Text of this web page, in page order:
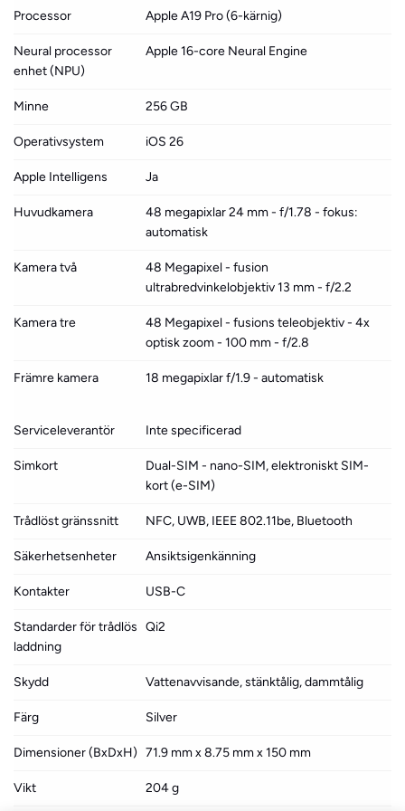
Processor Apple A19 Pro (6-kärnig)
Neural processor
enhet (NPU)
Apple 16-core Neural Engine
Minne 256 GB
Operativsystem iOS 26
Apple Intelligens Ja
Huvudkamera
48 megapixlar 24 mm - f/1.78 - fokus:
automatisk
Kamera två
48 Megapixel - fusion
ultrabredvinkelobjektiv 13 mm - f/2.2
Kamera tre
48 Megapixel - fusions teleobjektiv - 4x
optisk zoom - 100 mm - f/2.8
Främre kamera 18 megapixlar f/1.9 - automatisk
Serviceleverantör Inte specificerad
Simkort
Dual-SIM - nano-SIM, elektroniskt SIM-
kort (e-SIM)
Trådlöst gränssnitt NFC, UWB, IEEE 802.11be, Bluetooth
Säkerhetsenheter Ansiktsigenkänning
Kontakter USB-C
Standarder för trådlös
laddning
Qi2
Skydd Vattenavvisande, stänktålig, dammtålig
Färg Silver
Dimensioner (BxDxH) 71.9 mm x 8.75 mm x 150 mm
Vikt 204 g